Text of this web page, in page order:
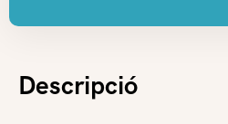
Descripció